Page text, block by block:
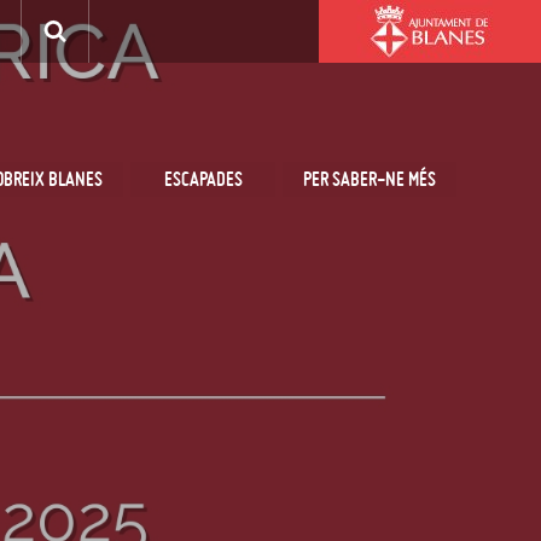
BLANES ESCAPADES PER SABER-NE MÉS